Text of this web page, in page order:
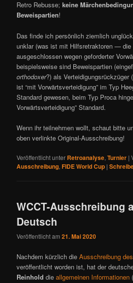
Retro Rebusse;keine
Beweispartien!
Das finde ich persönlich ziemlich
unklar (was ist mit Hilfsretraktoren —
ausgeschlossen wegen geforderter
beispielsweise sind Beweispartien
orthodoxer?) als Verteidigungsrückzüger
ist “mit Vorwärtsverteidigung” im Typ
Standard gewesen, beim Typ Proca
Vorwärtsverteidigung” Standard.
Wenn ihr teilnehmen wollt, schaut bitte
oben verlinkte Original-Ausschreibung!
Veröffentlicht unter Retroanalyse,Turnier |
Ausschreibung,FIDE World Cup |
WCCT-Ausschreibung
Deutsch
Veröffentlicht am21. Mai 2020
Nachdem kürzlich dieAusschreibung
veröffentlicht worden ist, hat der
Reinhold dieallgemeinen Informationen